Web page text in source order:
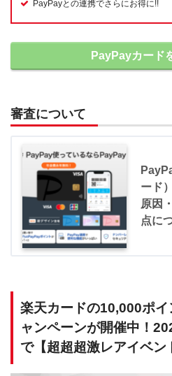
PayPayとの連携でさらにお得に!!
PayPayカード
審査について
ード
原因
点に
楽天カードの10,000ポ
ャンペーンが開催中！
で【超超超激レアイベン